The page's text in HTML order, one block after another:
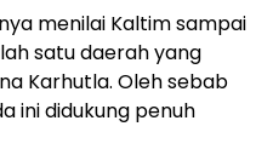
menilai Kaltim sampai
satu daerah yang
Karhutla. Oleh sebab
ini didukung penuh